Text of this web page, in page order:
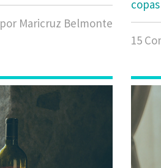
por Maricruz Belmonte
15